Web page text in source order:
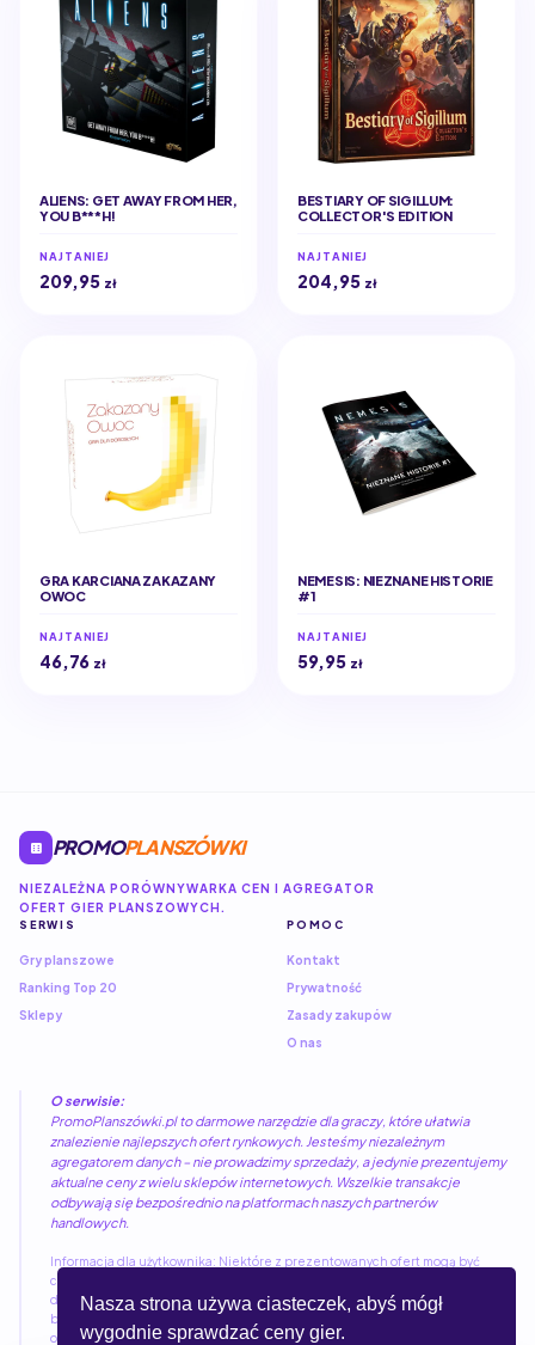
Nasza strona używa ciasteczek, abyś mógł
wygodnie sprawdzać ceny gier.
ALIENS: GET AWAY FROM HER,
YOU B***H!
NAJTANIEJ
209,95 zł
BESTIARY OF SIGILLUM:
COLLECTOR'S EDITION
NAJTANIEJ
204,95 zł
GRA KARCIANA ZAKAZANY
OWOC
NAJTANIEJ
46,76 zł
NEMESIS: NIEZNANE HISTORIE
#1
NAJTANIEJ
59,95 zł
PROMOPLANSZÓWKI
NIEZALEŻNA PORÓWNYWARKA CEN I AGREGATOR
OFERT GIER PLANSZOWYCH.
SERWIS
Gry planszowe
Ranking Top 20
Sklepy
POMOC
Kontakt
Prywatność
Zasady zakupów
O nas
O serwisie:
PromoPlanszówki.pl to darmowe narzędzie dla graczy, które ułatwia
znalezienie najlepszych ofert rynkowych. Jesteśmy niezależnym
agregatorem danych – nie prowadzimy sprzedaży, a jedynie prezentujemy
aktualne ceny z wielu sklepów internetowych. Wszelkie transakcje
odbywają się bezpośrednio na platformach naszych partnerów
handlowych.
Informacja dla użytkownika: Niektóre z prezentowanych ofert mogą być
częścią programów partnerskich. Kliknięcie w link nie wiąże się z żadnymi
dodatkowymi kosztami dla kupującego, a pozwala nam utrzymywać i rozwijać
bazę danych bez konieczności wyświetlania reklam. Jako partner Amazon
oraz innych sieci handlowych, dostarczamy rzetelne porównania ofert